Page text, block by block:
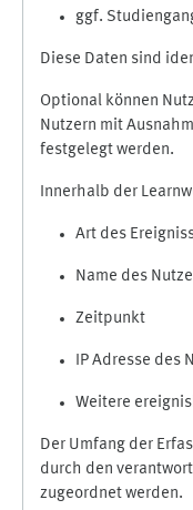
ggf.
Diese Daten sind
Optional können
Nutzern mit
festgelegt werden.
Innerhalb der
Art des
Name des
Zeitpunkt
IP Adresse des
Weitere
Der Umfang der
durch den
zugeordnet werden.